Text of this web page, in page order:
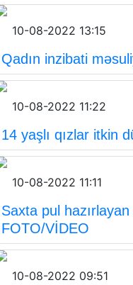
10-08-2022 13:15
Qadın inzibati
10-08-2022 11:22
14 yaşlı qızlar itkin
10-08-2022 11:11
Saxta pul
FOTO/VİDEO
10-08-2022 09:51